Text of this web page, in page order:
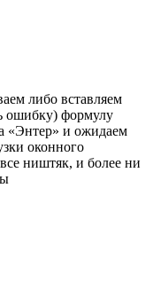
либо вставляем
ошибку) формулу
«Энтер» и ожидаем
оконного
ништяк, и более ни